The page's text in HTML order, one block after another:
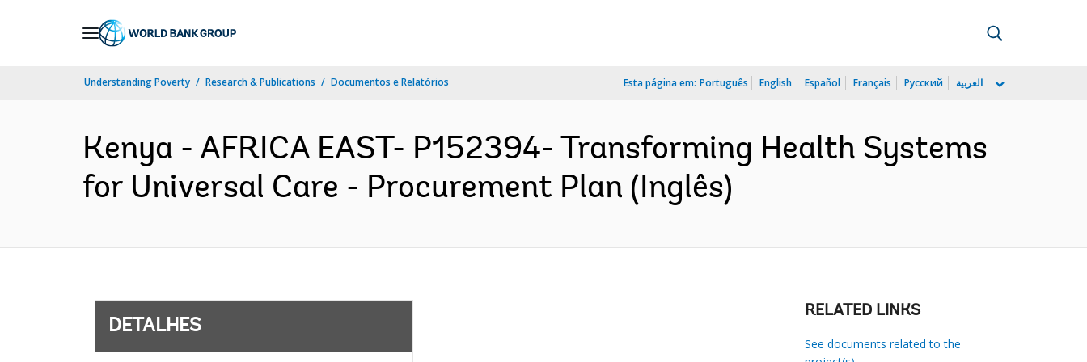
Understanding Poverty Research & Publications Documentos e Relatórios Esta página em: Português English Español Français Русский العربية
Kenya - AFRICA EAST- P152394- Transforming Health Systems
for Universal Care - Procurement Plan (Inglês)
DETALHES
RELATED LINKS
See documents related to the